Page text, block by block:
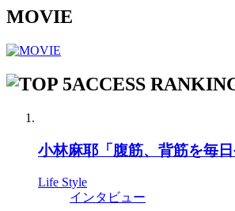
MOVIE
ACCESS
小林麻耶「腹筋、背筋を毎
Life Style
インタビュー